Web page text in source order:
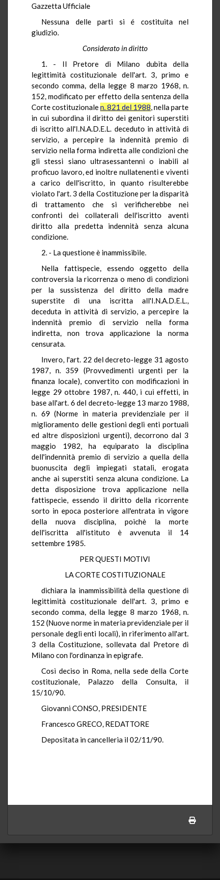
Gazzetta Ufficiale
Nessuna delle parti si é costituita nel
giudizio.
Considerato in diritto
1. - Il Pretore di Milano dubita della
legittimità costituzionale dell'art. 3, primo e
secondo comma, della legge 8 marzo 1968, n.
152, modificato per effetto della sentenza della
Corte costituzionalen. 821 del 1988, nella parte
in cui subordina il diritto dei genitori superstiti
di iscritto all'I.N.A.D.E.L. deceduto in attività di
servizio, a percepire la indennità premio di
servizio nella forma indiretta alle condizioni che
gli stessi siano ultrasessantenni o inabili al
proficuo lavoro, ed inoltre nullatenenti e viventi
a carico dell'iscritto, in quanto risulterebbe
violato l'art. 3 della Costituzione per la disparità
di trattamento che si verificherebbe nei
confronti dei collaterali dell'iscritto aventi
diritto alla predetta indennità senza alcuna
condizione.
2. - La questione è inammissibile.
Nella fattispecie, essendo oggetto della
controversia la ricorrenza o meno di condizioni
per la sussistenza del diritto della madre
superstite di una iscritta all'I.N.A.D.E.L.,
deceduta in attività di servizio, a percepire la
indennità premio di servizio nella forma
indiretta, non trova applicazione la norma
censurata.
Invero, l'art. 22 del decreto-legge 31 agosto
1987, n. 359 (Provvedimenti urgenti per la
finanza locale), convertito con modificazioni in
legge 29 ottobre 1987, n. 440, i cui effetti, in
base all'art. 6 del decreto-legge 13 marzo 1988,
n. 69 (Norme in materia previdenziale per il
miglioramento delle gestioni degli enti portuali
ed altre disposizioni urgenti), decorrono dal 3
maggio 1982, ha equiparato la disciplina
dell'indennità premio di servizio a quella della
buonuscita degli impiegati statali, erogata
anche ai superstiti senza alcuna condizione. La
detta disposizione trova applicazione nella
fattispecie, essendo il diritto della ricorrente
sorto in epoca posteriore all'entrata in vigore
della nuova disciplina, poichè la morte
dell'iscritta all'istituto è avvenuta il 14
settembre 1985.
PER QUESTI MOTIVI
LA CORTE COSTITUZIONALE
dichiara la inammissibilità della questione di
legittimità costituzionale dell'art. 3, primo e
secondo comma, della legge 8 marzo 1968, n.
152 (Nuove norme in materia previdenziale per il
personale degli enti locali), in riferimento all'art.
3 della Costituzione, sollevata dal Pretore di
Milano con l'ordinanza in epigrafe.
Così deciso in Roma, nella sede della Corte
costituzionale, Palazzo della Consulta, il
15/10/90.
Giovanni CONSO, PRESIDENTE
Francesco GRECO, REDATTORE
Depositata in cancelleria il 02/11/90.